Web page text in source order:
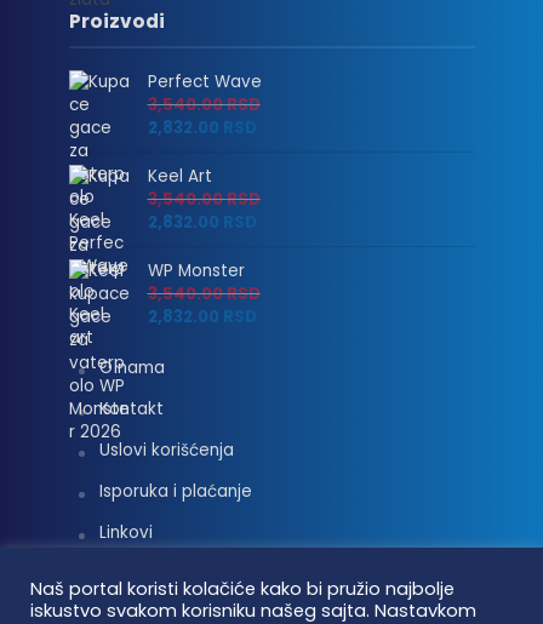
Proizvodi
Perfect Wave
3,540.00RSD
2,832.00 RSD
Keel Art
3,540.00RSD
2,832.00 RSD
WP Monster
3,540.00RSD
2,832.00 RSD
O nama
Kontakt
Uslovi korišćenja
Isporuka i plaćanje
Linkovi
Naš portal koristi kolačiće kako bi pružio najbolje
iskustvo svakom korisniku našeg sajta. Nastavkom